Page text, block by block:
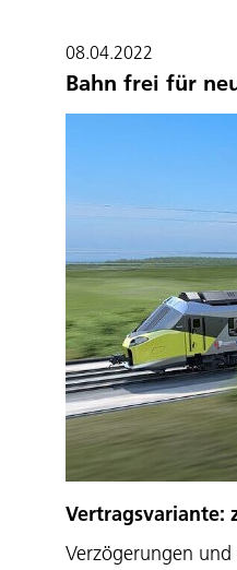
08.04.2022
Bahn frei für
Vertragsvariante:
Verzögerungen